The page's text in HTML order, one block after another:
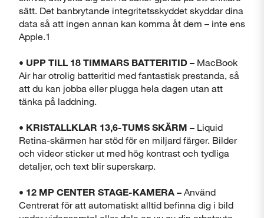
sätt. Det banbrytande integritetsskyddet skyddar dina
data så att ingen annan kan komma åt dem – inte ens
Apple.1
• UPP TILL 18 TIMMARS BATTERITID – MacBook
Air har otrolig batteritid med fantastisk prestanda, så
att du kan jobba eller plugga hela dagen utan att
tänka på laddning.
• KRISTALLKLAR 13,6-TUMS SKÄRM – Liquid
Retina-skärmen har stöd för en miljard färger. Bilder
och videor sticker ut med hög kontrast och tydliga
detaljer, och text blir superskarp.
• 12 MP CENTER STAGE-KAMERA – Använd
Centrerat för att automatiskt alltid befinna dig i bild
Stäng